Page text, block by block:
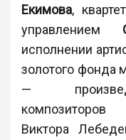
Екимова,
управлением
исполнении
золотого фонда
—
композиторов
Виктора